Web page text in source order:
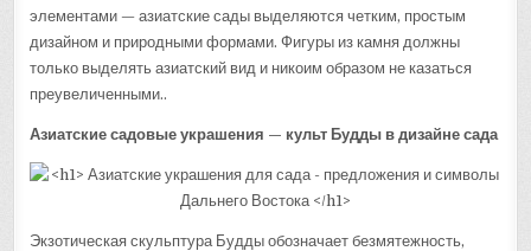
элементами — азиатские сады выделяются четким, простым
дизайном и природными формами. Фигуры из камня должны
только выделять азиатский вид и никоим образом не казаться
преувеличенными..
Азиатские садовые украшения — культ Будды в дизайне сада
Экзотическая скульптура Будды обозначает безмятежность,